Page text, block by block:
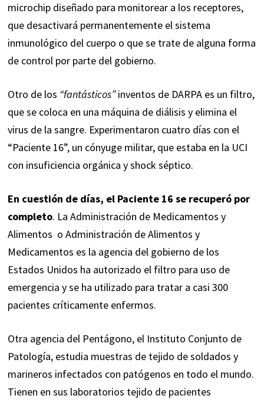
microchip diseñado para monitorear a los receptores,
que desactivará permanentemente el sistema
inmunológico del cuerpo o que se trate de alguna forma
de control por parte del gobierno.
Otro de los “fantásticos”inventos de DARPA es un filtro,
que se coloca en una máquina de diálisis y elimina el
virus de la sangre. Experimentaron cuatro días con el
“Paciente 16”, un cónyuge militar, que estaba en la UCI
con insuficiencia orgánica y shock séptico.
En cuestión de días, el Paciente 16 se recuperó por
completo. La Administración de Medicamentos y
Alimentos ​​ o Administración de Alimentos y
Medicamentos​ es la agencia del gobierno de los
Estados Unidos ha autorizado el filtro para uso de
emergencia y se ha utilizado para tratar a casi 300
pacientes críticamente enfermos.
Otra agencia del Pentágono, el Instituto Conjunto de
Patología, estudia muestras de tejido de soldados y
marineros infectados con patógenos en todo el mundo.
Tienen en sus laboratorios tejido de pacientes